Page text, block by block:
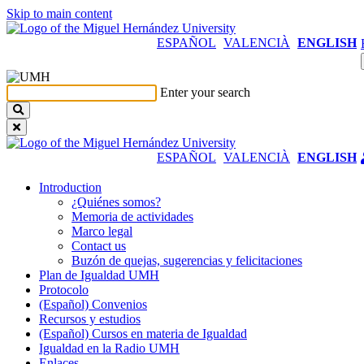
Skip to main content
ESPAÑOL VALENCIÀ ENGLISH
Enter your search
ESPAÑOL VALENCIÀ ENGLISH
Introduction
Introduction¿Quiénes somos?
Memoria de actividades
Marco legal
Contact us
Buzón de quejas, sugerencias y felicitaciones
Plan de Igualdad UMH
Protocolo
(Español) Convenios
Recursos y estudios
(Español) Cursos en materia de Igualdad
Igualdad en la Radio UMH